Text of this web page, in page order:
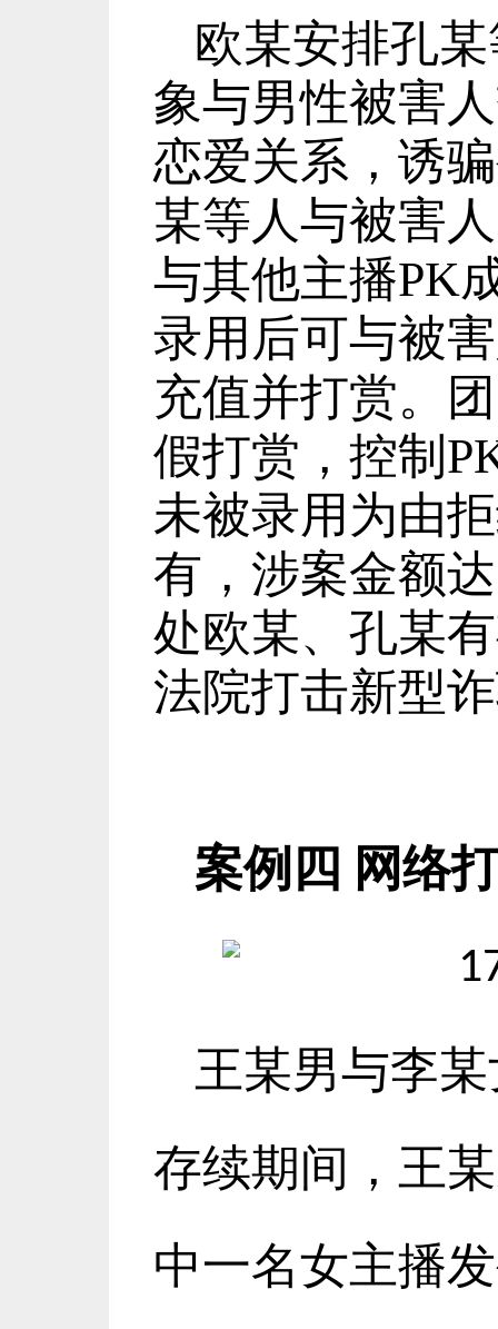
欧某安排孔
象与男性被害
恋爱关系，诱
某等人与被害
与其他主播PK
录用后可与被
充值并打赏。
假打赏，控制
未被录用为由
有，涉案金额达
处欧某、孔某
法院打击新型
案例四 网络
王某男与李
存续期间，王
中一名女主播